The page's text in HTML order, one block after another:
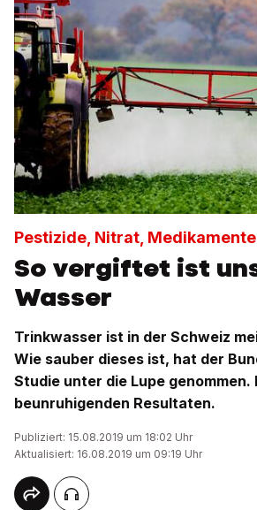
Pestizide, Nitrat, Medikamente
So vergiftet ist
Wasser
Trinkwasser ist in der Schweiz
Wie sauber dieses ist, hat der
Studie unter die Lupe
beunruhigenden Resultaten.
Publiziert: 15.08.2019 um 18:02 Uhr
Aktualisiert: 16.08.2019 um 09:19 Uhr